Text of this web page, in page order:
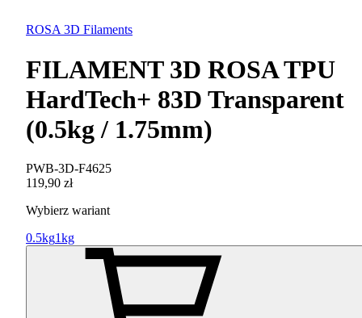
ROSA 3D Filaments
FILAMENT 3D ROSA TPU
HardTech+ 83D Transparent
(0.5kg / 1.75mm)
PWB-3D-F4625
119,90 zł
Wybierz wariant
0.5kg1kg